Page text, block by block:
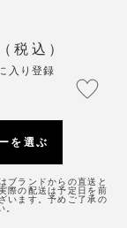
もたれ側に引
もたれ側の脚
畳みやすいで
ームを持つと安
りも、時代を
ル100％の粉体
組に。
税込）
入り登録
を選ぶ
ブランドからの直送と
際の配送は予定日を前
います。予めご了承の
。